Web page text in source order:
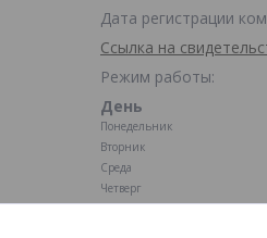
Дата регистрации
Ссылка на
Режим работы:
День
Понедельник
Вторник
Среда
Четверг
Пятница